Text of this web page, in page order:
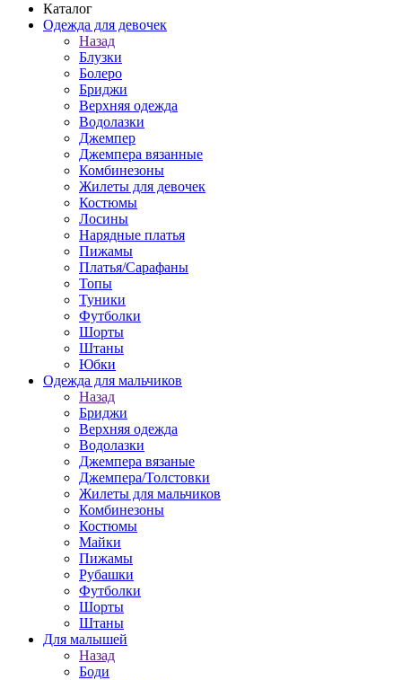
Каталог
Одежда для девочек
Назад
Блузки
Болеро
Бриджи
Верхняя одежда
Водолазки
Джемпер
Джемпера вязанные
Комбинезоны
Жилеты для девочек
Костюмы
Лосины
Нарядные платья
Пижамы
Платья/Сарафаны
Топы
Туники
Футболки
Шорты
Штаны
Юбки
Одежда для мальчиков
Назад
Бриджи
Верхняя одежда
Водолазки
Джемпера вязаные
Джемпера/Толстовки
Жилеты для мальчиков
Комбинезоны
Костюмы
Майки
Пижамы
Рубашки
Футболки
Шорты
Штаны
Для малышей
Назад
Боди